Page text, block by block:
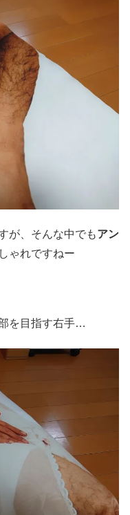
が、そんな中でもアン
ゃれですねー
を目指す右手…